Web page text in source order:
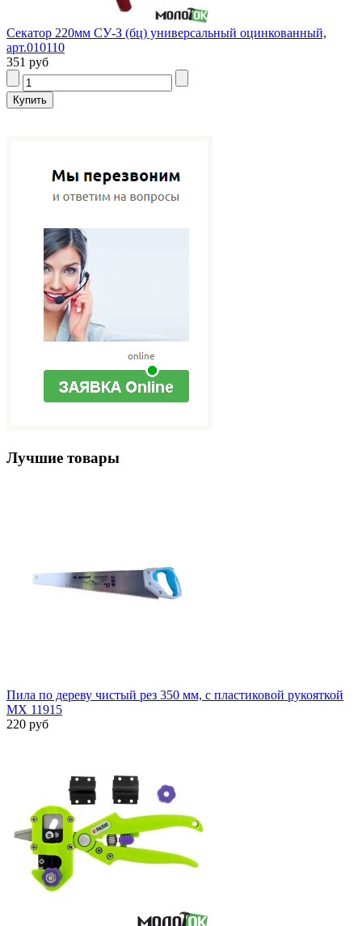
Секатор 220мм СУ-З (бц) универсальный оцинкованный,
арт.010110
351 руб
Лучшие товары
Пила по дереву чистый рез 350 мм, с пластиковой рукояткой
MX 11915
220 руб